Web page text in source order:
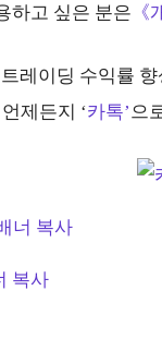
하고 싶은 분은
레이딩 수익률
제든지 ‘카톡’으